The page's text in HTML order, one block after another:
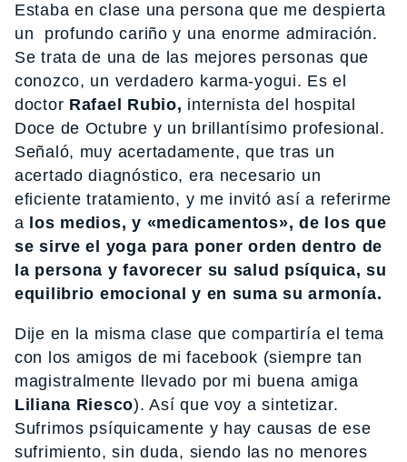
Estaba en clase una persona que me despierta
un profundo cariño y una enorme admiración.
Se trata de una de las mejores personas que
conozco, un verdadero karma-yogui. Es el
doctor Rafael Rubio, internista del hospital
Doce de Octubre y un brillantísimo profesional.
Señaló, muy acertadamente, que tras un
acertado diagnóstico, era necesario un
eficiente tratamiento, y me invitó así a referirme
a los medios, y «medicamentos», de los que
se sirve el yoga para poner orden dentro de
la persona y favorecer su salud psíquica, su
equilibrio emocional y en suma su armonía.
Dije en la misma clase que compartiría el tema
con los amigos de mi facebook (siempre tan
magistralmente llevado por mi buena amiga
Liliana Riesco). Así que voy a sintetizar.
Sufrimos psíquicamente y hay causas de ese
sufrimiento, sin duda, siendo las no menores